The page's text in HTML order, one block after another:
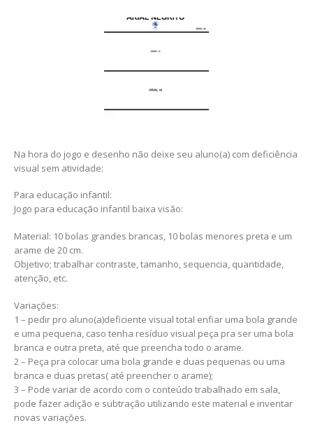
Na hora do jogo e desenho não deixe seu aluno(a) com deficiência
visual sem atividade:
Para educação infantil:
Jogo para educação infantil baixa visão:
Material: 10 bolas grandes brancas, 10 bolas menores preta e um
arame de 20 cm.
Objetivo; trabalhar contraste, tamanho, sequencia, quantidade,
atenção, etc.
Variações:
1 – pedir pro aluno(a)deficiente visual total enfiar uma bola grande
e uma pequena, caso tenha resíduo visual peça pra ser uma bola
branca e outra preta, até que preencha todo o arame.
2 – Peça pra colocar uma bola grande e duas pequenas ou uma
branca e duas pretas( até preencher o arame);
3 – Pode variar de acordo com o conteúdo trabalhado em sala,
pode fazer adição e subtração utilizando este material e inventar
novas variações.